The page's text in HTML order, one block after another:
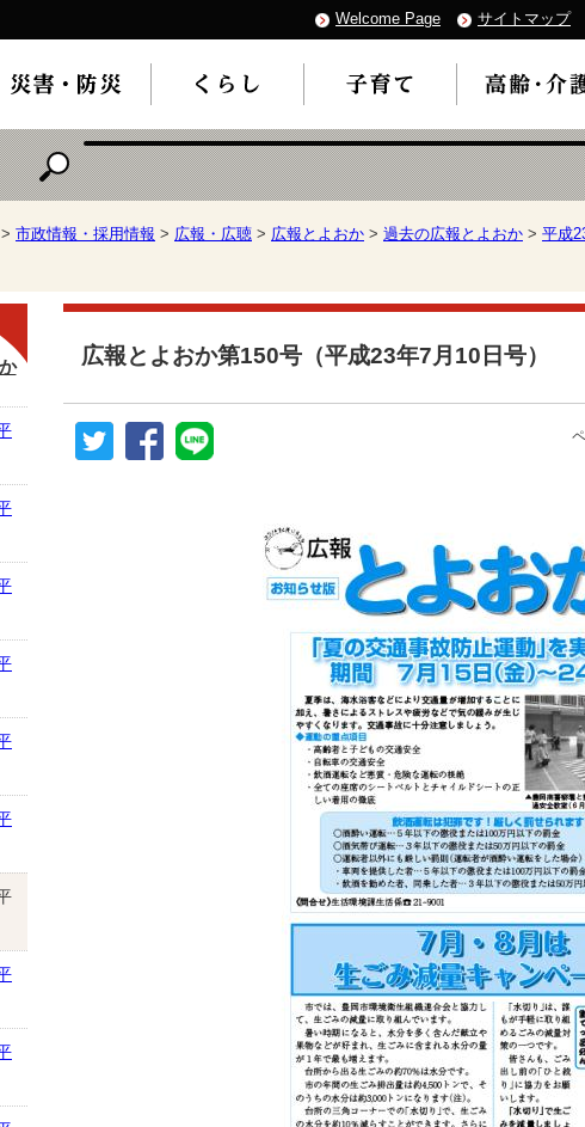
Welcome Page サイトマップ
> 市政情報・採用情報 > 広報・広聴 > 広報とよおか > 過去の広報とよおか > 平成
広報とよおか第150号（平成23年7月10日号）